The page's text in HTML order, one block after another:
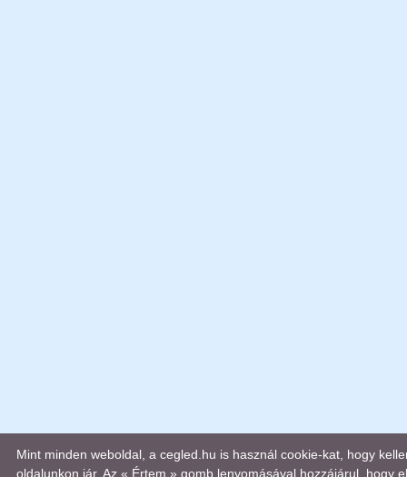
Mint minden weboldal, a cegled.hu is használ cookie-kat, hogy
oldalunkon jár. Az « Értem » gomb lenyomásával hozzájárul, hogy